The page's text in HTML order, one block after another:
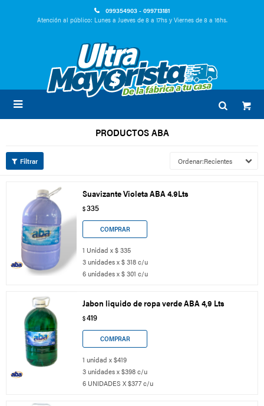
099354903 - 099713181
Atención al público: Lunes a Jueves de 8 a 17hs y Viernes de 8 a 16hs.

PRODUCTOS ABA
Recientes
Suavizante Violeta ABA 4.9Lts
$335
1 Unidad x $ 335
3 unidades x $ 318 c/u
6 unidades x $ 301 c/u
Jabon liquido de ropa verde ABA 4,9 Lts
$419
1 unidad x $419
3 unidades x $398 c/u
6 UNIDADES X $377 c/u